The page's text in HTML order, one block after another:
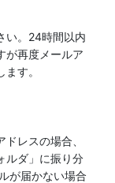
い。24時間以内
が再度メールア
す。
レスの場合、
ルダ」に振り分
が届かない場合